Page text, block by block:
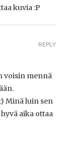
kuvia :P
voisin mennä
Minä luin sen
aika ottaa
REPLY